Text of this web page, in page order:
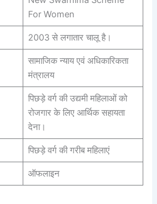
For Women
2003 से लगातार चालू है।
सामाजिक न्याय एवं अधिकारिकता
मंत्रालय
पिछड़े वर्ग की उद्यमी महिलाओं को
रोजगार के लिए आर्थिक सहायता
देना।
पिछड़े वर्ग की गरीब महिलाएं
ऑफलाइन